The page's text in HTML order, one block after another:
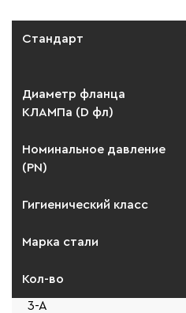
Стандарт
Диаметр фланца
КЛАМПа (D фл)
Номинальное давление
(PN)
Гигиенический класс
Марка стали
Кол-во
3-A